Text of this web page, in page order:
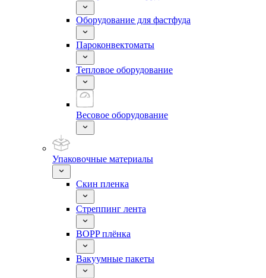
Оборудование для фастфуда
Пароконвектоматы
Тепловое оборудование
Весовое оборудование
Упаковочные материалы
Скин пленка
Стреппинг лента
BOPP плёнка
Вакуумные пакеты